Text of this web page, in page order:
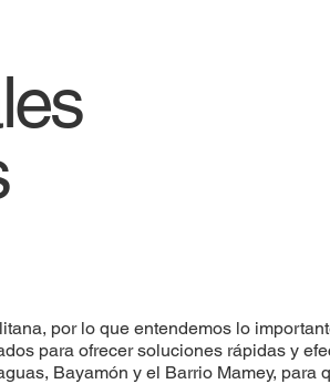
por lo que entendemos lo
para ofrecer soluciones rápidas y
Bayamón y el Barrio Mamey, para